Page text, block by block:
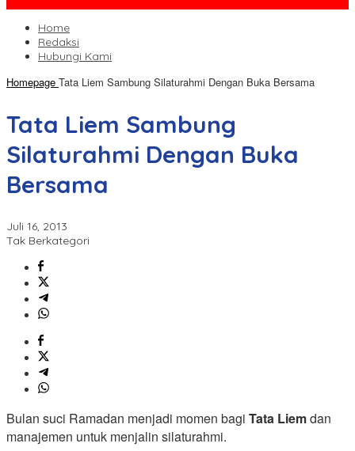
Home
Redaksi
Hubungi Kami
Homepage Tata Liem Sambung Silaturahmi Dengan Buka Bersama
Tata Liem Sambung
Silaturahmi Dengan Buka
Bersama
Juli 16, 2013
Tak Berkategori
Bulan suci Ramadan menjadi momen bagi Tata Liemdan
manajemen untuk menjalin silaturahmi.